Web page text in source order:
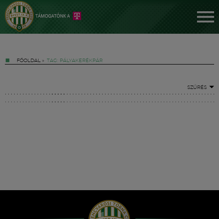
FŐOLDAL » TAG: PÁLYAKERÉKPÁR
SZŰRÉS
Hírek